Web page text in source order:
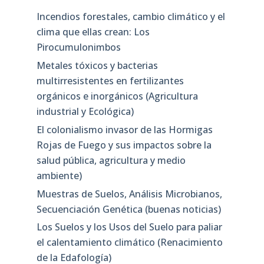
Incendios forestales, cambio climático y el
clima que ellas crean: Los
Pirocumulonimbos
Metales tóxicos y bacterias
multirresistentes en fertilizantes
orgánicos e inorgánicos (Agricultura
industrial y Ecológica)
El colonialismo invasor de las Hormigas
Rojas de Fuego y sus impactos sobre la
salud pública, agricultura y medio
ambiente)
Muestras de Suelos, Análisis Microbianos,
Secuenciación Genética (buenas noticias)
Los Suelos y los Usos del Suelo para paliar
el calentamiento climático (Renacimiento
de la Edafología)